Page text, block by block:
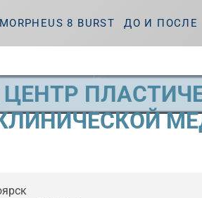
MORPHEUS 8 BURST ДО И ПОСЛЕ